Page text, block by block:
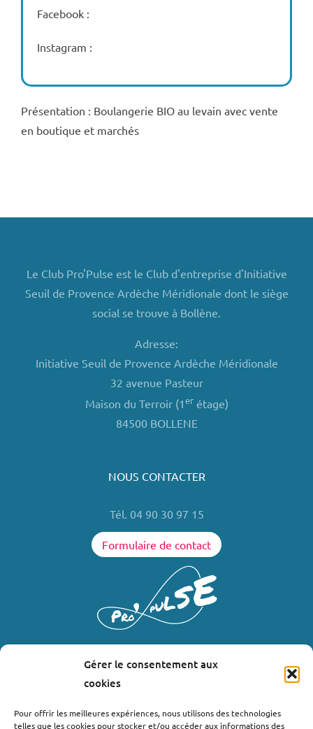
Gérer le consentement aux
cookies
Pour offrir les meilleures expériences, nous utilisons des technologies
telles que les cookies pour stocker et/ou accéder aux informations des
Facebook :
Instagram :
Présentation : Boulangerie BIO au levain avec vente
en boutique et marchés
Le Club Pro'Pulse est le Club d'entreprise d'Initiative
Seuil de Provence Ardèche Méridionale dont le siège
social se trouve à Bollène.
Adresse:
Initiative Seuil de Provence Ardèche Méridionale
32 avenue Pasteur
Maison du Terroir (1erétage)
84500 BOLLENE
NOUS CONTACTER
Tél. 04 90 30 97 15
Formulaire de contact
Où nous trouver ?